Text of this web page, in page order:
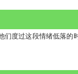
们度过这段情绪低落的